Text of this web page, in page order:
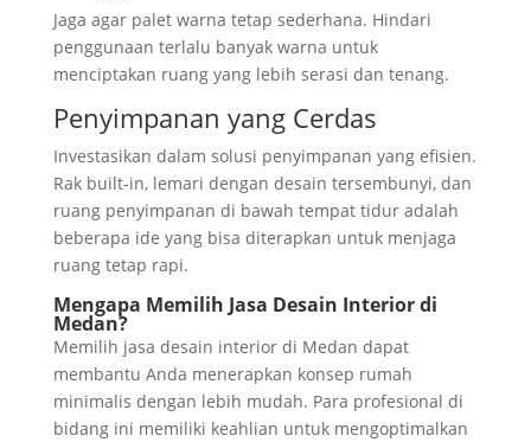
Jaga agar palet warna tetap sederhana. Hindari
penggunaan terlalu banyak warna untuk
menciptakan ruang yang lebih serasi dan tenang.
Penyimpanan yang Cerdas
Investasikan dalam solusi penyimpanan yang efisien.
Rak built-in, lemari dengan desain tersembunyi, dan
ruang penyimpanan di bawah tempat tidur adalah
beberapa ide yang bisa diterapkan untuk menjaga
ruang tetap rapi.
Mengapa Memilih Jasa Desain Interior di
Medan?
Memilih jasa desain interior di Medan dapat
membantu Anda menerapkan konsep rumah
minimalis dengan lebih mudah. Para profesional di
bidang ini memiliki keahlian untuk mengoptimalkan